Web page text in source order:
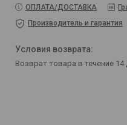
ОПЛАТА/ДОСТАВКА
Производитель и гарантия
возврат товара в течение 14